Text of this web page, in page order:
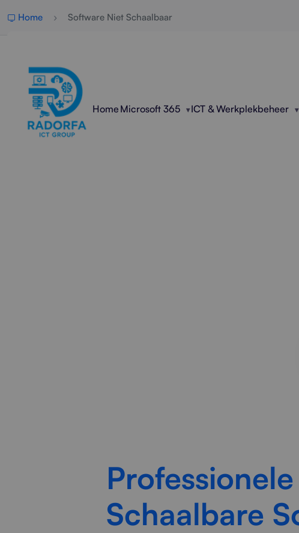
Home Microsoft 365 ICT & Werkplekbeheer
Home Software Niet Schaalbaar
Schaalbare